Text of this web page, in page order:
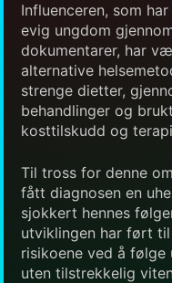
Influenceren, som
evig ungdom
dokumentarer, har
alternative
strenge dietter,
behandlinger og
kosttilskudd og
Til tross for denne
fått diagnosen en
sjokkert hennes
utviklingen har ført
risikoene ved å følge
uten tilstrekkelig